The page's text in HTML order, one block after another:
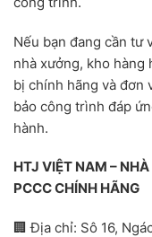
Nếu bạn đang cần tư
nhà xưởng, kho hàng
bị chính hãng và đơn
bảo công trình đáp
hành.
HTJ VIỆT NAM –
PCCC CHÍNH HÃNG
🏢 Địa chỉ: Sô 16,